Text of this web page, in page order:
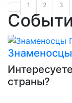
1 2 3
страны?